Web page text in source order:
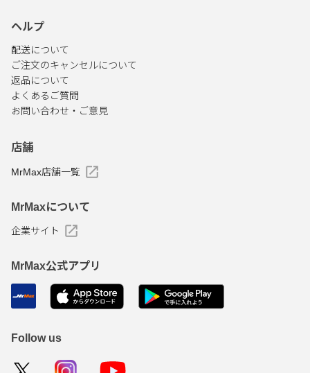
ヘルプ
配送について
ご注文のキャンセルについて
返品について
よくあるご質問
お問い合わせ・ご意見
店舗
MrMax店舗一覧
MrMaxについて
企業サイト
MrMax公式アプリ
Follow us